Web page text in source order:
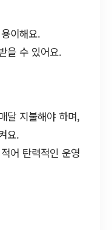
이해요.
을 수 있어요.
달 지불해야 하며,
요.
어 탄력적인 운영